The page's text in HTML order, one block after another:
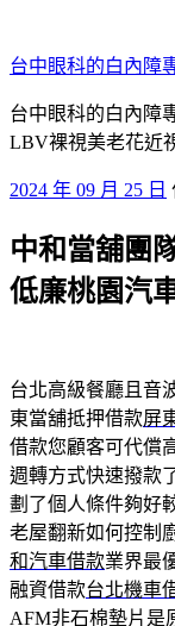
至
主
要
內
台中眼科的白內障
台中眼科的白內障
LBV裸視美老花近
發
於
2024 年 09 月 25 日
中和當舖團
低廉桃園汽
台北高級餐廳且音
東當舖抵押借款屏
借款您顧客可代償
週轉方式快速撥款
劃了個人條件夠好
老屋翻新如何控制
和汽車借款業界最
融資借款台北機車
AFM非石棉墊片是